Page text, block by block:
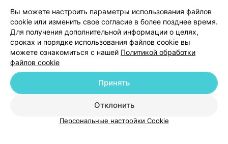
Персональные настройки cookie
Обработка персональных данных
Вы можете настроить параметры использования файлов
cookie или изменить свое согласие в более позднее время.
Для получения дополнительной информации о целях,
сроках и порядке использования файлов cookie вы
можете ознакомиться с нашей Политикой обработки
файлов cookie
Отклонить
Принять
Персональные настройки Cookie